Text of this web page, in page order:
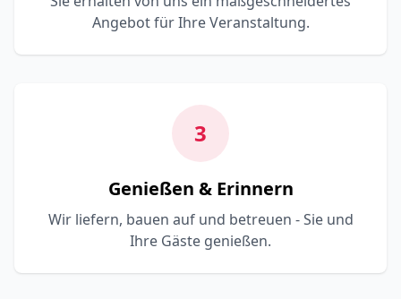
Angebot für Ihre Veranstaltung.
3
Genießen & Erinnern
Wir liefern, bauen auf und betreuen - Sie und
Ihre Gäste genießen.